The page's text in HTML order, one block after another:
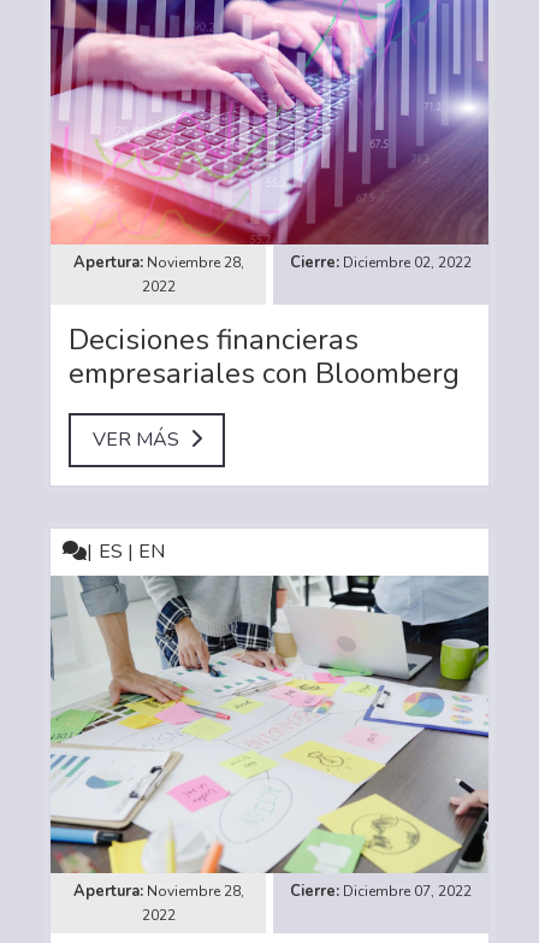
Noviembre 28,
2022
Diciembre 02, 2022
Decisiones financieras
empresariales con Bloomberg
VER MÁS
ES | EN
Noviembre 28,
2022
Diciembre 07, 2022